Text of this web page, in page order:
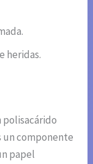
heridas.
polisacárido
un componente
papel